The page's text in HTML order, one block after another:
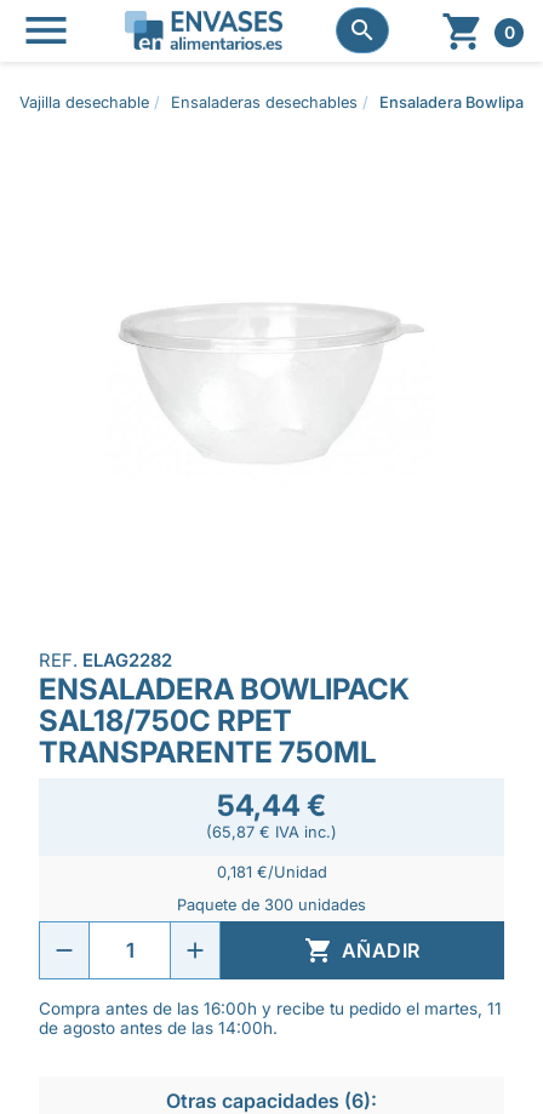
 
  0
Vajilla desechable Ensaladeras desechables Ensaladera
REF. ELAG2282
ENSALADERA BOWLIPACK
SAL18/750C RPET
TRANSPARENTE 750ML
54,44 €
(65,87 € IVA inc.)
0,181 €/Unidad
Paquete de 300 unidades
 AÑADIR
Compra antes de las 16:00h y recibe tu pedido el martes, 11
de agosto antes de las 14:00h.
Otras capacidades (6):